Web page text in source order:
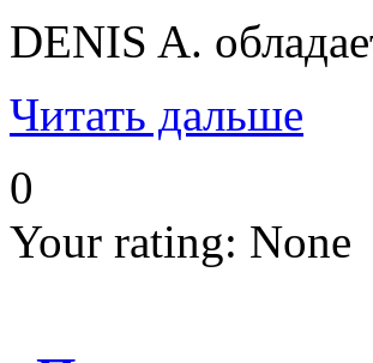
DENIS A.
Читать дальше
0
Your rating: None